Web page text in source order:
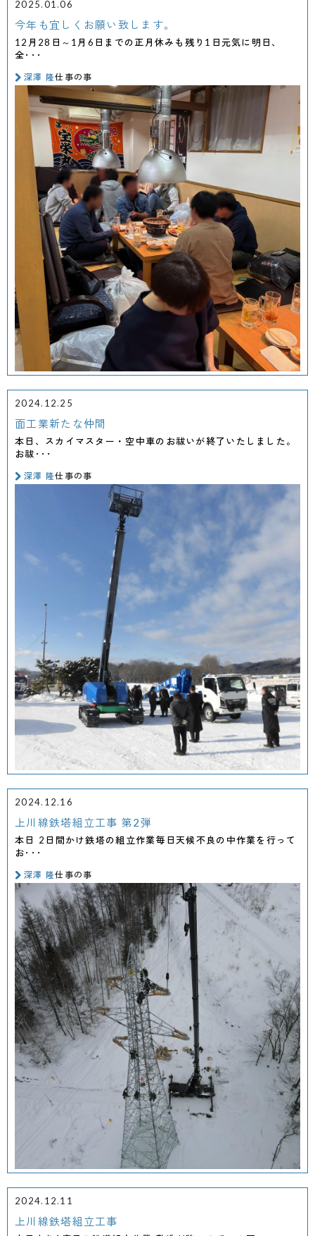
2025.01.06
今年も宜しくお願い致します。
12月28日～1月6日までの正月休みも残り1日元気に明日、
全･･･
深澤 隆仕事の事
2024.12.25
面工業新たな仲間
本日、スカイマスター・空中車のお祓いが終了いたしました。
お祓･･･
深澤 隆仕事の事
2024.12.16
上川線鉄塔組立工事 第2弾
本日 2日間かけ鉄塔の組立作業毎日天候不良の中作業を行って
お･･･
深澤 隆仕事の事
2024.12.11
上川線鉄塔組立工事